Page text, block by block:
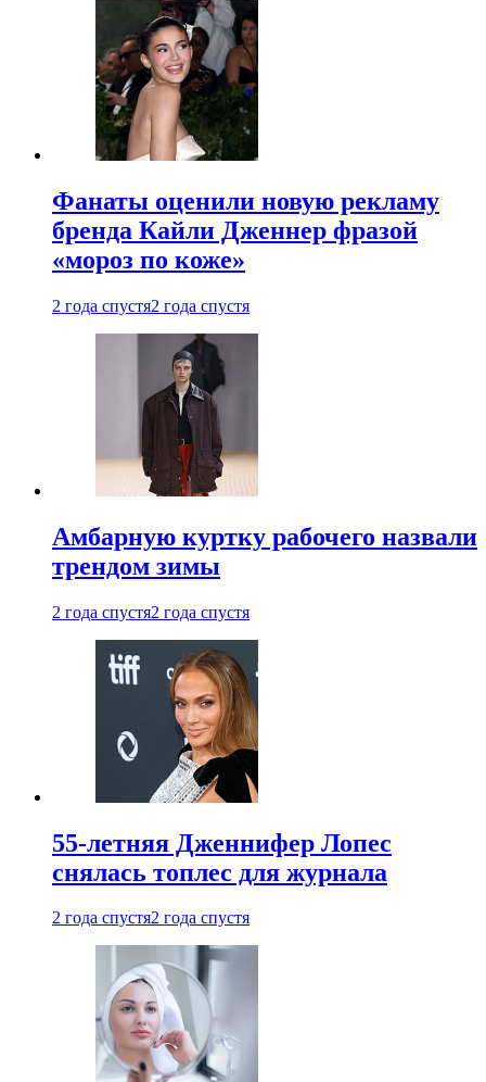
Фанаты оценили новую рекламу
бренда Кайли Дженнер фразой
«мороз по коже»
2 года спустя2 года спустя
Амбарную куртку рабочего назвали
трендом зимы
2 года спустя2 года спустя
55-летняя Дженнифер Лопес
снялась топлес для журнала
2 года спустя2 года спустя